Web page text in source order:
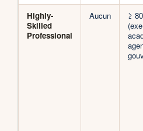
Highly-
Skilled
Professional
Aucun
≥